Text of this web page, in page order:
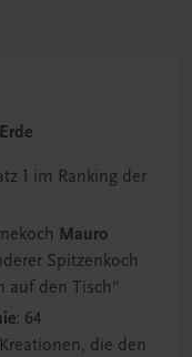
1 im Ranking der
Mauro
Spitzenkoch
auf den Tisch“
: 64
die den